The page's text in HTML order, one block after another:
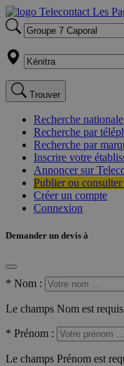
Trouver
Recherche nationale
Recherche par
Recherche par
Inscrire votre
Annoncer sur
Publier ou
Créer un compte
Connexion
Demander un devis à
* Nom :
Le champs Nom est requis
* Prénom :
Le champs Prénom est